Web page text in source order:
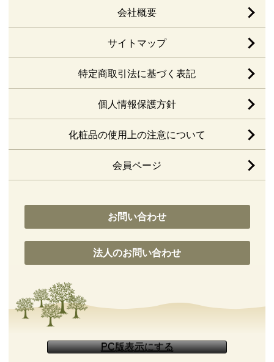
会社概要
サイトマップ
特定商取引法に基づく表記
個人情報保護方針
化粧品の使用上の注意について
会員ページ
お問い合わせ
法人のお問い合わせ